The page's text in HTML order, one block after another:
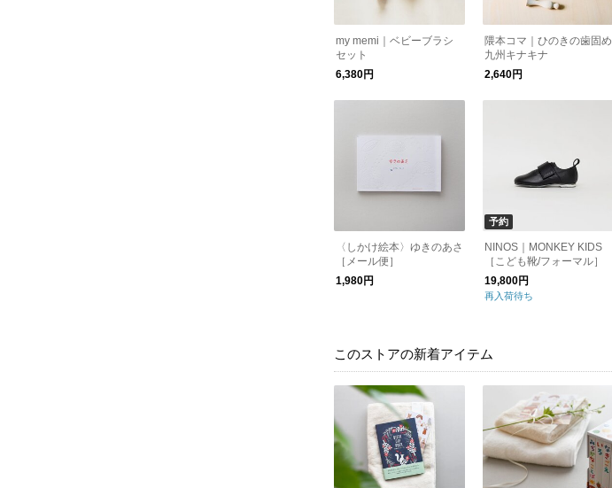
my memi｜ベビーブラシ
セット
6,380円
隈本コマ｜ひのきの歯固め
九州キナキナ
2,640円
〈しかけ絵本〉ゆきのあさ
［メール便］
1,980円
予約
NINOS｜MONKEY KIDS
［こども靴/フォーマル］
19,800円
再入荷待ち
このストアの新着アイテム